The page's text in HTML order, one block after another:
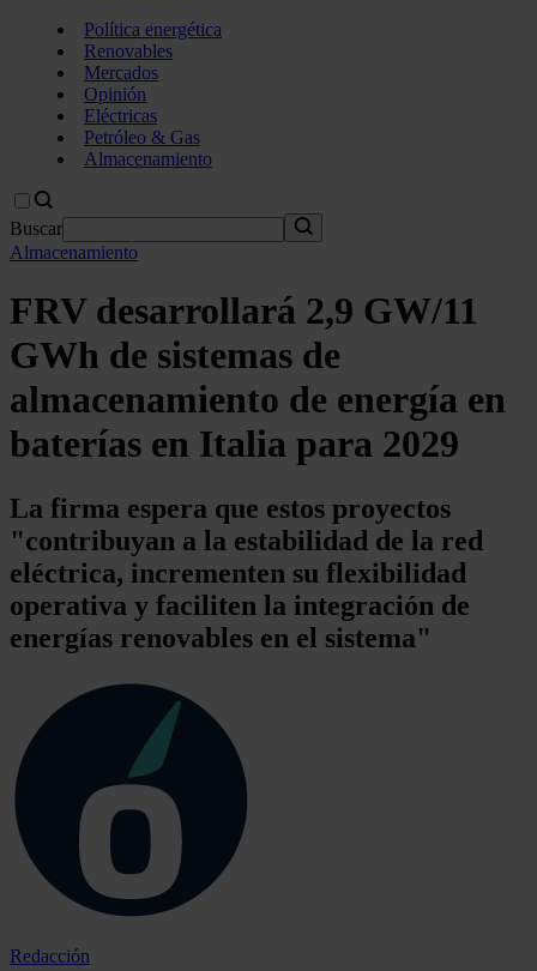
Política energética
Renovables
Mercados
Opinión
Eléctricas
Petróleo & Gas
Almacenamiento
Buscar
Almacenamiento
FRV desarrollará 2,9 GW/11
GWh de sistemas de
almacenamiento de energía en
baterías en Italia para 2029
La firma espera que estos proyectos
"contribuyan a la estabilidad de la red
eléctrica, incrementen su flexibilidad
operativa y faciliten la integración de
energías renovables en el sistema"
Redacción